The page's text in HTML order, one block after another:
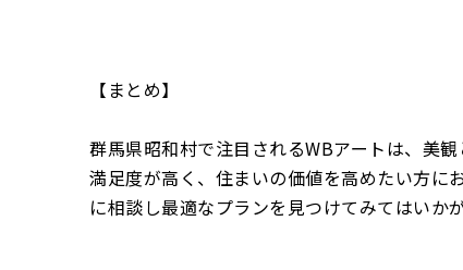
【まとめ】
群馬県昭和村で注目されるWBアートは、美
満足度が高く、住まいの価値を高めたい方に
に相談し最適なプランを見つけてみてはいか